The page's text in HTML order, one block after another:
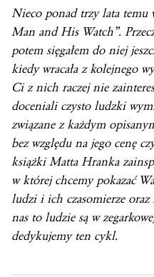
Nieco ponad trzy lata temu
Man and His Watch”.
potem sięgałem do niej
kiedy wracała z kolejnego
Ci z nich raczej nie
doceniali czysto ludzki
związane z każdym
bez względu na jego cenę
książki Matta Hranka
w której chcemy pokazać
ludzi i ich czasomierze
nas to ludzie są w
dedykujemy ten cykl.